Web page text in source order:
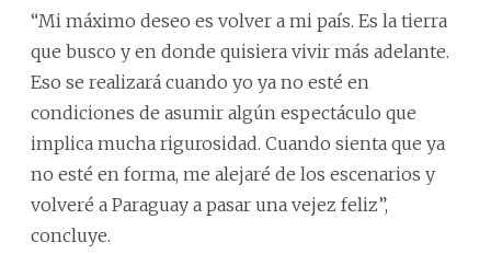
“Mi máximo deseo es volver a mi país. Es la tierra
que busco y en donde quisiera vivir más adelante.
Eso se realizará cuando yo ya no esté en
condiciones de asumir algún espectáculo que
implica mucha rigurosidad. Cuando sienta que ya
no esté en forma, me alejaré de los escenarios y
volveré a Paraguay a pasar una vejez feliz”,
concluye.